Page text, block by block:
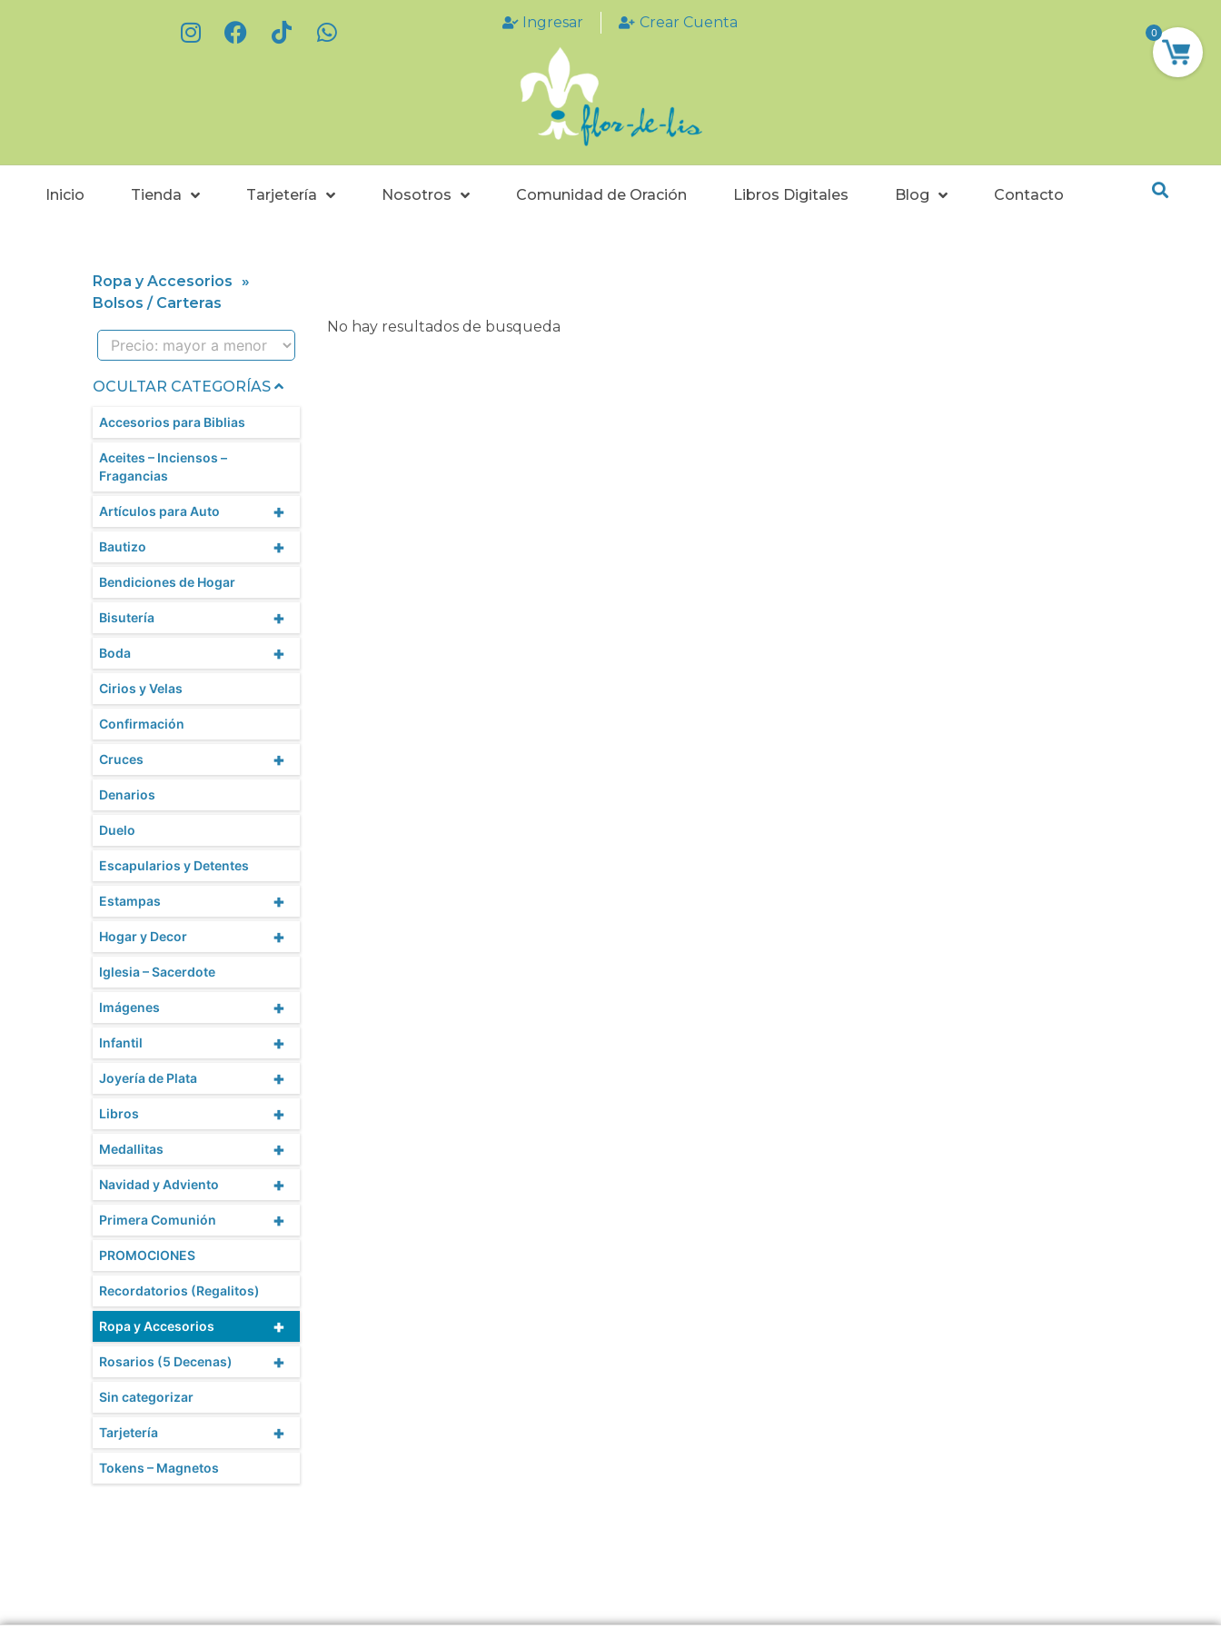
Ingresar Crear Cuenta
Inicio Tienda Tarjetería Nosotros Comunidad de Oración Libros Digitales Blog Contacto
Ropa y Accesorios »
Bolsos / Carteras
OCULTAR CATEGORÍAS
Accesorios para Biblias
Aceites – Inciensos –
Fragancias
+
Artículos para Auto
+
Bautizo
Bendiciones de Hogar
+
Bisutería
+
Boda
Cirios y Velas
Confirmación
+
Cruces
Denarios
Duelo
Escapularios y Detentes
+
Estampas
+
Hogar y Decor
Iglesia – Sacerdote
+
Imágenes
+
Infantil
+
Joyería de Plata
+
Libros
+
Medallitas
+
Navidad y Adviento
+
Primera Comunión
PROMOCIONES
Recordatorios (Regalitos)
+
Ropa y Accesorios
+
Rosarios (5 Decenas)
Sin categorizar
+
Tarjetería
Tokens – Magnetos
No hay resultados de busqueda
0